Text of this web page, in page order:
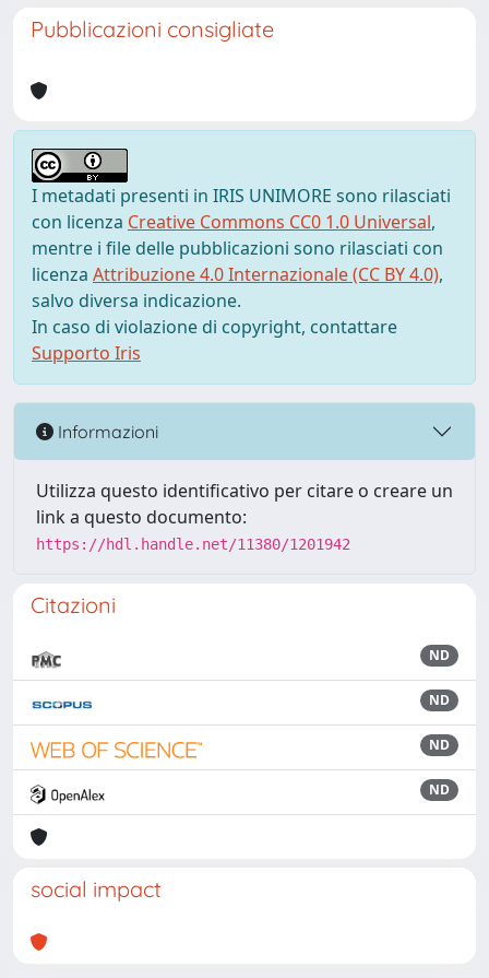
Pubblicazioni consigliate
I metadati presenti in IRIS UNIMORE sono rilasciati
con licenza Creative Commons CC0 1.0 Universal,
mentre i file delle pubblicazioni sono rilasciati con
licenza Attribuzione 4.0 Internazionale (CC BY 4.0),
salvo diversa indicazione.
In caso di violazione di copyright, contattare
Supporto Iris
Informazioni
Utilizza questo identificativo per citare o creare un
link a questo documento:
https://hdl.handle.net/11380/1201942
Citazioni
ND
ND
ND
ND
social impact